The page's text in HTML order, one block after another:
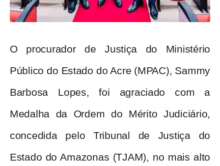
O procurador de Justiça do Ministério
Público do Estado do Acre (MPAC), Sammy
Barbosa Lopes, foi agraciado com a
Medalha da Ordem do Mérito Judiciário,
concedida pelo Tribunal de Justiça do
Estado do Amazonas (TJAM), no mais alto